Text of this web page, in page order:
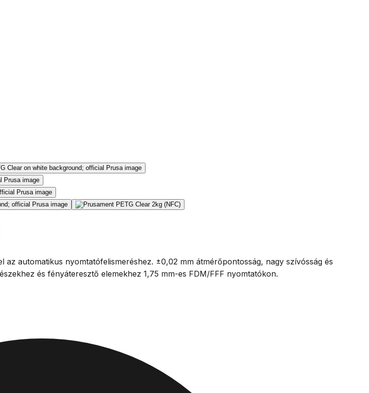
automatikus nyomtatófelismeréshez. ±0,02 mm átmérőpontosság, nagy szívósság és
és fényáteresztő elemekhez 1,75 mm-es FDM/FFF nyomtatókon.